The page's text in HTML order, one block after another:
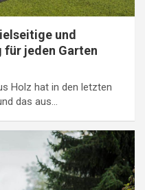
und
für jeden Garten
Holz hat in den letzten
das aus…